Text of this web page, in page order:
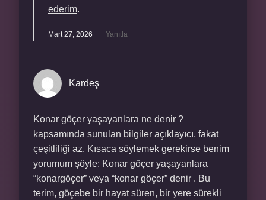
ederim.
Mart 27, 2026 Yanıtla
Kardeş
Konar göçer yaşayanlara ne denir ?
kapsamında sunulan bilgiler açıklayıcı, fakat
çeşitliliği az. Kısaca söylemek gerekirse benim
yorumum şöyle: Konar göçer yaşayanlara
“konargöçer” veya “konar göçer” denir . Bu
terim, göçebe bir hayat süren, bir yere sürekli